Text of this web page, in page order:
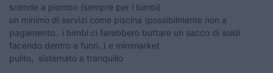
scende a piombo (sempre per i bimbi)
un minimo di servizi come piscina (possibilmente non a
pagamento.. i bimbi ci farebbero buttare un sacco di soldi
facendo dentro e fuori..) e minimarket
pulito, sistemato e tranquillo